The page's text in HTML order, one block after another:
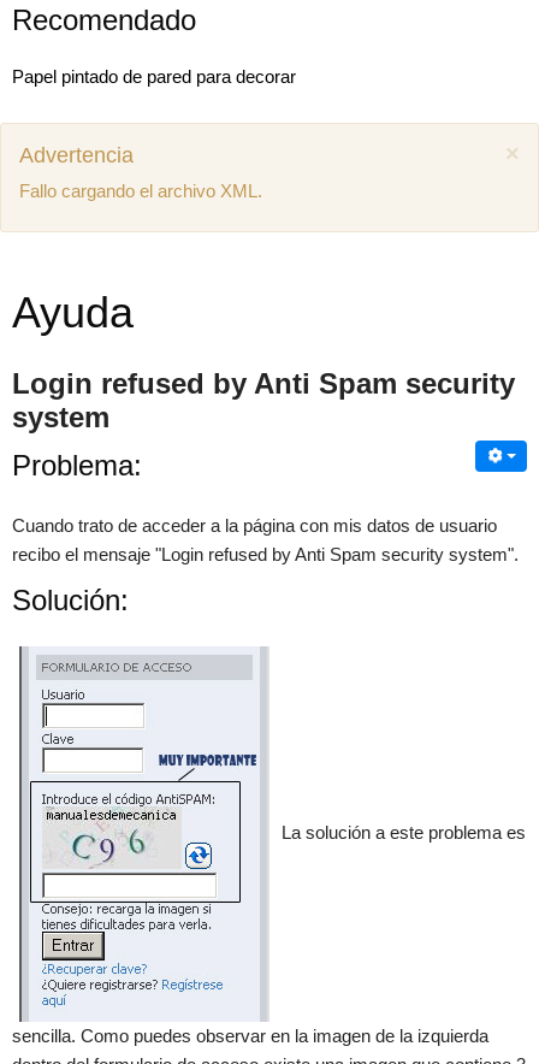
Mostrar comentarios previos (1)
8 años
Recomendado
Papel pintado de pared para decorar
×
Advertencia
Fallo cargando el archivo XML.
Ayuda
Login refused by Anti Spam security
system
Problema:
Cuando trato de acceder a la página con mis datos de usuario
recibo el mensaje "Login refused by Anti Spam security system".
Solución:
La solución a este problema es
sencilla. Como puedes observar en la imagen de la izquierda